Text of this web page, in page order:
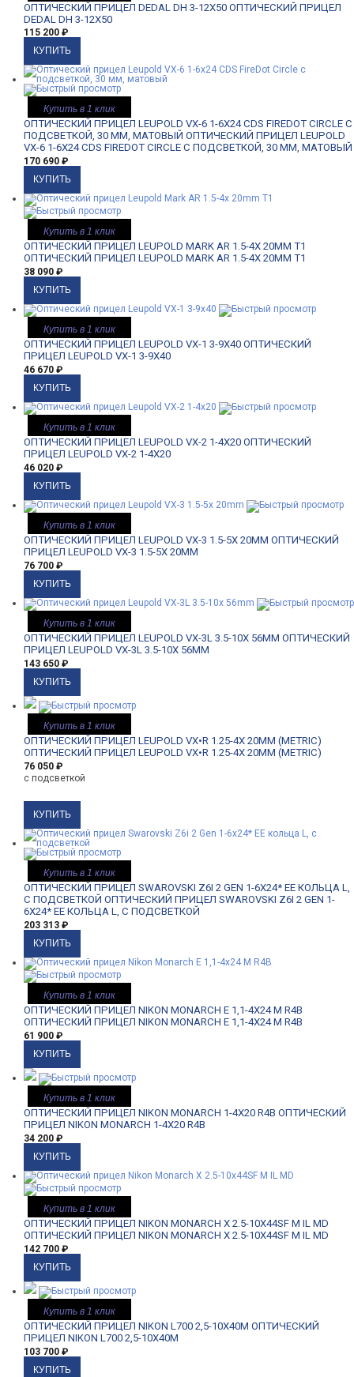
ОПТИЧЕСКИЙ ПРИЦЕЛ DEDAL DH 3-12X50 ОПТИЧЕСКИЙ ПРИЦЕЛ
DEDAL DH 3-12X50
115 200 ₽
Купить в 1 клик
ОПТИЧЕСКИЙ ПРИЦЕЛ LEUPOLD VX-6 1-6X24 CDS FIREDOT CIRCLE С
ПОДСВЕТКОЙ, 30 ММ, МАТОВЫЙ ОПТИЧЕСКИЙ ПРИЦЕЛ LEUPOLD
VX-6 1-6X24 CDS FIREDOT CIRCLE С ПОДСВЕТКОЙ, 30 ММ, МАТОВЫЙ
170 690 ₽
Купить в 1 клик
ОПТИЧЕСКИЙ ПРИЦЕЛ LEUPOLD MARK AR 1.5-4X 20MM T1
ОПТИЧЕСКИЙ ПРИЦЕЛ LEUPOLD MARK AR 1.5-4X 20MM T1
38 090 ₽
Купить в 1 клик
ОПТИЧЕСКИЙ ПРИЦЕЛ LEUPOLD VX-1 3-9X40 ОПТИЧЕСКИЙ
ПРИЦЕЛ LEUPOLD VX-1 3-9X40
46 670 ₽
Купить в 1 клик
ОПТИЧЕСКИЙ ПРИЦЕЛ LEUPOLD VX-2 1-4X20 ОПТИЧЕСКИЙ
ПРИЦЕЛ LEUPOLD VX-2 1-4X20
46 020 ₽
Купить в 1 клик
ОПТИЧЕСКИЙ ПРИЦЕЛ LEUPOLD VX-3 1.5-5X 20MM ОПТИЧЕСКИЙ
ПРИЦЕЛ LEUPOLD VX-3 1.5-5X 20MM
76 700 ₽
Купить в 1 клик
ОПТИЧЕСКИЙ ПРИЦЕЛ LEUPOLD VX-3L 3.5-10X 56MM ОПТИЧЕСКИЙ
ПРИЦЕЛ LEUPOLD VX-3L 3.5-10X 56MM
143 650 ₽
Купить в 1 клик
ОПТИЧЕСКИЙ ПРИЦЕЛ LEUPOLD VX•R 1.25-4X 20MM (METRIC)
ОПТИЧЕСКИЙ ПРИЦЕЛ LEUPOLD VX•R 1.25-4X 20MM (METRIC)
76 050 ₽
с подсветкой
Купить в 1 клик
ОПТИЧЕСКИЙ ПРИЦЕЛ SWAROVSKI Z6I 2 GEN 1-6X24* EE КОЛЬЦА L,
С ПОДСВЕТКОЙ ОПТИЧЕСКИЙ ПРИЦЕЛ SWAROVSKI Z6I 2 GEN 1-
6X24* EE КОЛЬЦА L, С ПОДСВЕТКОЙ
203 313 ₽
Купить в 1 клик
ОПТИЧЕСКИЙ ПРИЦЕЛ NIKON MONARCH E 1,1-4X24 M R4B
ОПТИЧЕСКИЙ ПРИЦЕЛ NIKON MONARCH E 1,1-4X24 M R4B
61 900 ₽
Купить в 1 клик
ОПТИЧЕСКИЙ ПРИЦЕЛ NIKON MONARCH 1-4X20 R4B ОПТИЧЕСКИЙ
ПРИЦЕЛ NIKON MONARCH 1-4X20 R4B
34 200 ₽
Купить в 1 клик
ОПТИЧЕСКИЙ ПРИЦЕЛ NIKON MONARCH X 2.5-10X44SF M IL MD
ОПТИЧЕСКИЙ ПРИЦЕЛ NIKON MONARCH X 2.5-10X44SF M IL MD
142 700 ₽
Купить в 1 клик
ОПТИЧЕСКИЙ ПРИЦЕЛ NIKON L700 2,5-10X40M ОПТИЧЕСКИЙ
ПРИЦЕЛ NIKON L700 2,5-10X40M
103 700 ₽